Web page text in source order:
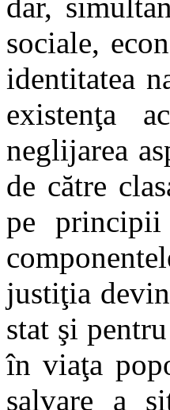
sociale,
identitatea
existenţa
neglijarea
de către
pe
justiţia
stat şi
în viaţa
salvare a